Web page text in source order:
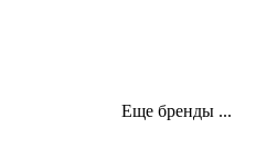
Еще бренды ...